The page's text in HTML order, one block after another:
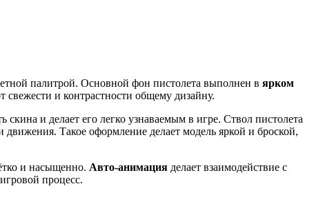
палитрой. Основной фон пистолета выполнен в ярком
свежести и контрастности общему дизайну.
и делает его легко узнаваемым в игре. Ствол пистолета
Такое оформление делает модель яркой и броской,
и насыщенно. Авто-анимация делает взаимодействие с
процесс.